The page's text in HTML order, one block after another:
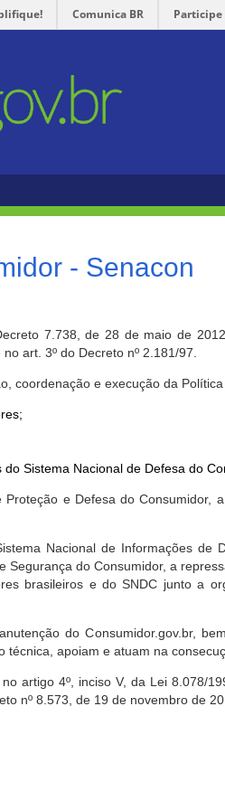
Comunica BR Participe
- Senacon
7.738, de 28 de maio de
art. 3º do Decreto nº 2.181/97.
coordenação e execução da
Sistema Nacional de Defesa do
e Defesa do
Nacional de Informações
do Consumidor, a
brasileiros e do SNDC junto a
do Consumidor.gov.br,
apoiam e atuam na
artigo 4º, inciso V, da Lei 8.078/
nº 8.573, de 19 de novembro de